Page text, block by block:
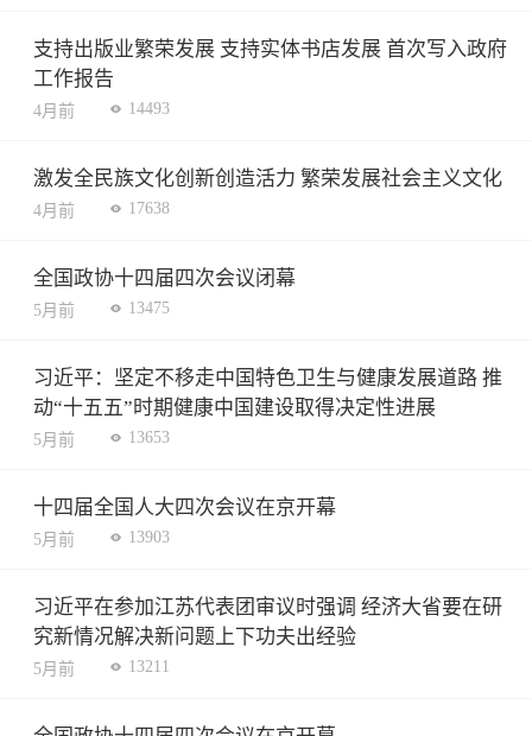
支持出版业繁荣发展 支持实体书店发展 首次写入政府
工作报告
4月前 14493
激发全民族文化创新创造活力 繁荣发展社会主义文化
4月前 17638
全国政协十四届四次会议闭幕
5月前 13475
习近平：坚定不移走中国特色卫生与健康发展道路 推
动“十五五”时期健康中国建设取得决定性进展
5月前 13653
十四届全国人大四次会议在京开幕
5月前 13903
习近平在参加江苏代表团审议时强调 经济大省要在研
究新情况解决新问题上下功夫出经验
5月前 13211